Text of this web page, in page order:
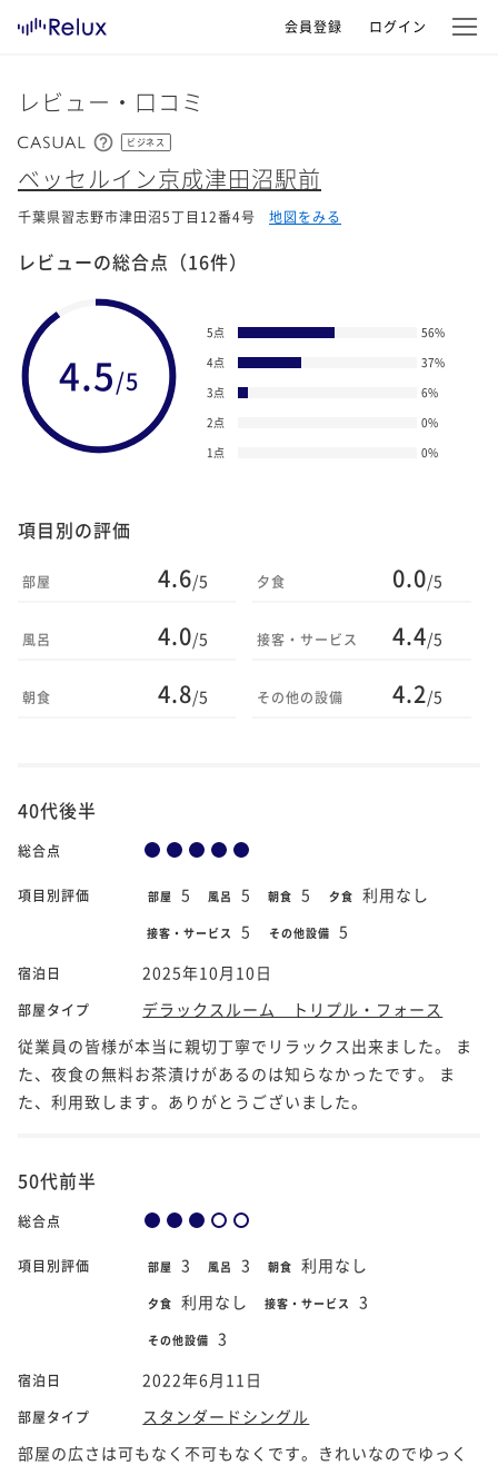
会員登録 ログイン
レビュー・口コミ
ビジネス
ベッセルイン京成津田沼駅前
千葉県習志野市津田沼5丁目12番4号 地図をみる
レビューの総合点 （16件）
4.5/5
5点 56%
4点
37%
3点
6%
2点
0%
1点
0%
項目別の評価
部屋 4.6/5
風呂 4.0/5
朝食 4.8/5
夕食 0.0/5
接客・サービス 4.4/5
その他の設備 4.2/5
40代後半
総合点
項目別評価 部屋 5 風呂 5 朝食 5 夕食 利用なし
接客・サービス 5 その他設備 5
宿泊日 2025年10月10日
部屋タイプ
デラックスルーム トリプル・フォース
従業員の皆様が本当に親切丁寧でリラックス出来ました。 ま
た、夜食の無料お茶漬けがあるのは知らなかったです。 ま
た、利用致します。ありがとうございました。
50代前半
総合点
項目別評価 部屋 3 風呂 3 朝食 利用なし
夕食 利用なし 接客・サービス 3
その他設備 3
宿泊日 2022年6月11日
部屋タイプ
スタンダードシングル
部屋の広さは可もなく不可もなくです。きれいなのでゆっく